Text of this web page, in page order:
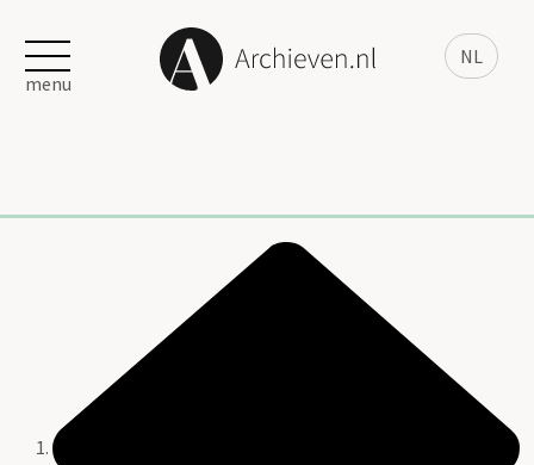
NL
menu